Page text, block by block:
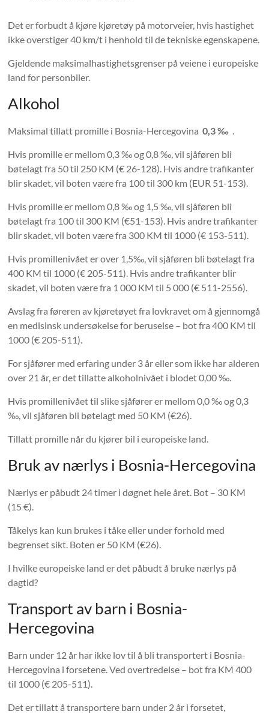
Det er forbudt å kjøre kjøretøy på motorveier, hvis hastighet
ikke overstiger 40 km/t i henhold til de tekniske egenskapene.
Gjeldende maksimalhastighetsgrenser på veiene i europeiske
land for personbiler.
Alkohol
Maksimal tillatt promille i Bosnia-Hercegovina0,3 ‰ .
Hvis promille er mellom 0,3 ‰ og 0,8 ‰, vil sjåføren bli
bøtelagt fra 50 til 250 KM (€ 26-128). Hvis andre trafikanter
blir skadet, vil boten være fra 100 til 300 km (EUR 51-153).
Hvis promille er mellom 0,8 ‰ og 1,5 ‰, vil sjåføren bli
bøtelagt fra 100 til 300 KM (€51-153). Hvis andre trafikanter
blir skadet, vil boten være fra 300 KM til 1000 (€ 153-511).
Hvis promillenivået er over 1,5‰, vil sjåføren bli bøtelagt fra
400 KM til 1000 (€ 205-511). Hvis andre trafikanter blir
skadet, vil boten være fra 1 000 KM til 5 000 (€ 511-2556).
Avslag fra føreren av kjøretøyet fra lovkravet om å gjennomgå
en medisinsk undersøkelse for beruselse – bot fra 400 KM til
1000 (€ 205-511).
For sjåfører med erfaring under 3 år eller som ikke har alderen
over 21 år, er det tillatte alkoholnivået i blodet 0,00 ‰.
Hvis promillenivået til slike sjåfører er mellom 0,0 ‰ og 0,3
‰, vil sjåføren bli bøtelagt med 50 KM (€26).
Tillatt promille når du kjører bil i europeiske land.
Bruk av nærlys i Bosnia-Hercegovina
Nærlys er påbudt 24 timer i døgnet hele året. Bot – 30 KM
(15 €).
Tåkelys kan kun brukes i tåke eller under forhold med
begrenset sikt. Boten er 50 KM (€26).
I hvilke europeiske land er det påbudt å bruke nærlys på
dagtid?
Transport av barn i Bosnia-
Hercegovina
Barn under 12 år har ikke lov til å bli transportert i Bosnia-
Hercegovina i forsetene. Ved overtredelse – bot fra KM 400
til 1000 (€ 205-511).
Det er tillatt å transportere barn under 2 år i forsetet,